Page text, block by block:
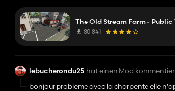
The Old Stream Farm - Public
80 841
lebucherondu25 hat einen Mod
bonjour probleme avec la charpente elle